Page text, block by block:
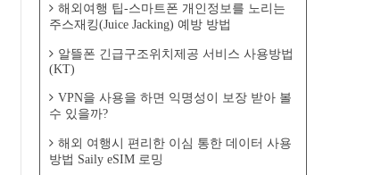
해외여행 팁-스마트폰 개인정보를 노리는
주스재킹(Juice Jacking) 예방 방법
알뜰폰 긴급구조위치제공 서비스 사용방법
(KT)
VPN을 사용을 하면 익명성이 보장 받아 볼
수 있을까?
해외 여행시 편리한 이심 통한 데이터 사용
방법 Saily eSIM 로밍